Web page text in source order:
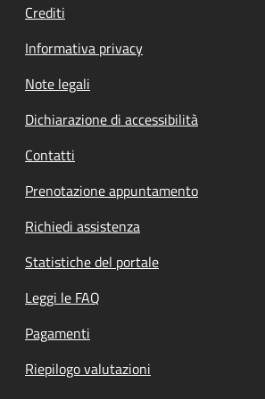
Crediti
Informativa privacy
Note legali
Dichiarazione di accessibilità
Contatti
Prenotazione appuntamento
Richiedi assistenza
Statistiche del portale
Leggi le FAQ
Pagamenti
Riepilogo valutazioni